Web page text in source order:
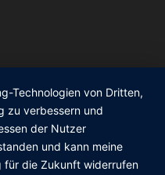
Technologien von Dritten,
zu verbessern und
der Nutzer
und kann meine
für die Zukunft widerrufen